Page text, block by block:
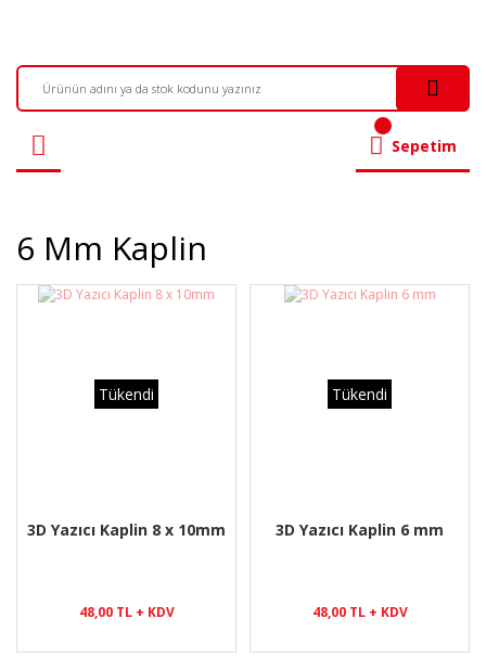
Sepetim
6 Mm Kaplin
Tükendi
3D Yazıcı Kaplin 8 x 10mm
48,00 TL + KDV
Tükendi
3D Yazıcı Kaplin 6 mm
48,00 TL + KDV